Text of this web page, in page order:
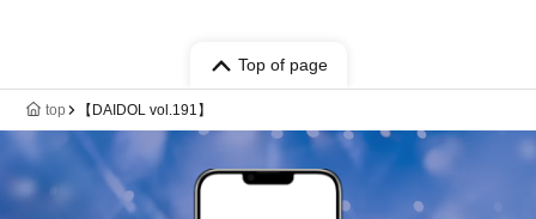
Top of page
top 【DAIDOL vol.191】